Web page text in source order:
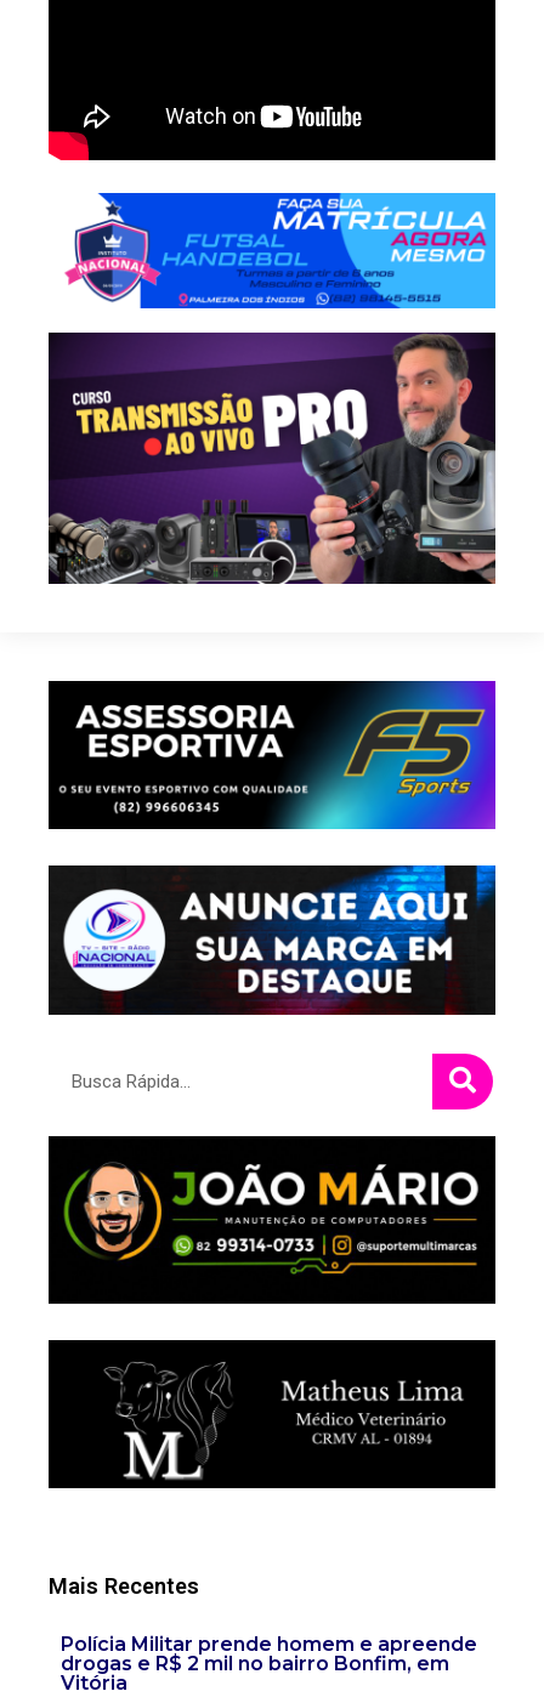
Mais Recentes
Polícia Militar prende homem e apreende
drogas e R$ 2 mil no bairro Bonfim, em
Vitória